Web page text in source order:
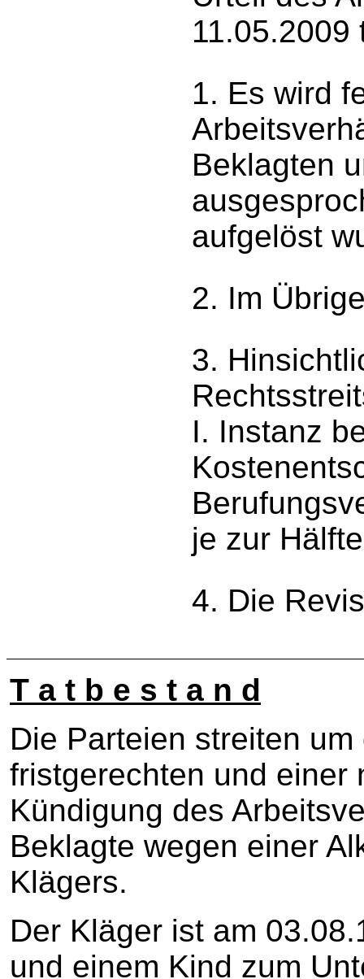
11.05.2009
1. Es wird
Beklagten
aufgelöst
2. Im
3.
I. Instanz
je zur
4. Die
T a t b e s t a n d
Die Parteien streiten
fristgerechten und einer
Kündigung des
Beklagte wegen einer
Klägers.
Der Kläger ist am
und einem Kind zum